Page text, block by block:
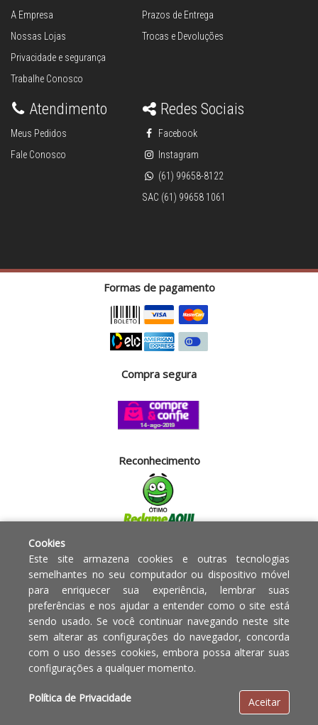
A Empresa
Nossas Lojas
Privacidade e segurança
Trabalhe Conosco
Prazos de Entrega
Trocas e Devoluções
Atendimento
Meus Pedidos
Fale Conosco
Redes Sociais
Facebook
Instagram
(61) 99658-8122
SAC (61) 99658 1061
Formas de pagamento
Compra segura
Reconhecimento
Powered by:
Copyright © 2010 - 2017 Razão
social Blumenau - RA OBJETOS PARA
O LAR EIRELI CNPJ -
E loja 33 Asa Sul - Brasília-DF - CEP:
Em caso de divergência de
preços, o valor válido é o do
Cookies
Este site armazena cookies e outras tecnologias
semelhantes no seu computador ou dispositivo móvel
para enriquecer sua experiência, lembrar suas
preferências e nos ajudar a entender como o site está
sendo usado. Se você continuar navegando neste site
sem alterar as configurações do navegador, concorda
com o uso desses cookies, embora possa alterar suas
configurações a qualquer momento.
Política de Privacidade Aceitar